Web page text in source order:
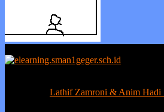
Lathif Zamroni & Anim Hadi